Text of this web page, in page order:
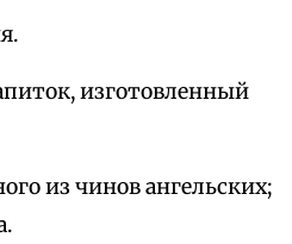
изготовленный
из чинов ангельских;